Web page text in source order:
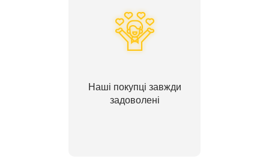
Наші покупці завжди
задоволені